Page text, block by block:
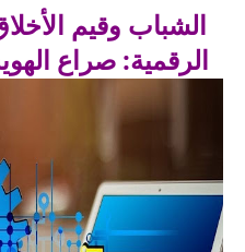
الشباب وقيم
الرقمية: صراع